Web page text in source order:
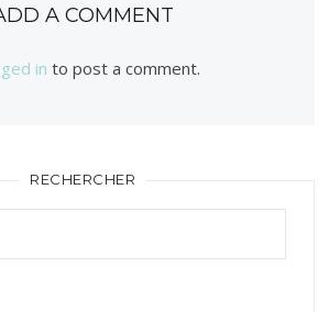
A COMMENT
in to post a comment.
RECHERCHER